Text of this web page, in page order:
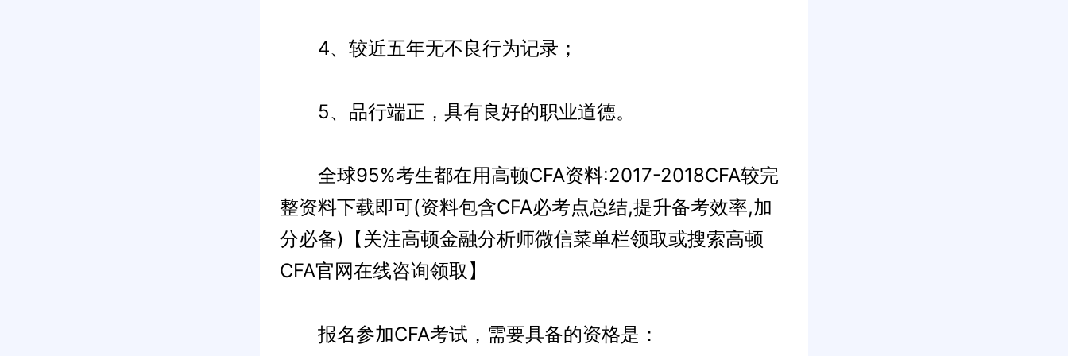
4、较近五年无不良行为记录；
5、品行端正，具有良好的职业道德。
全球95%考生都在用高顿CFA资料:2017-2018CFA较完
整资料下载即可(资料包含CFA必考点总结,提升备考效率,加
分必备)【关注高顿金融分析师微信菜单栏领取或搜索高顿
CFA官网在线咨询领取】
报名参加CFA考试，需要具备的资格是：